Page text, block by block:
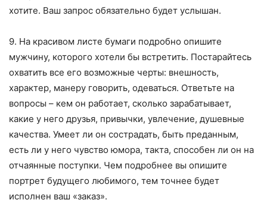
хотите. Ваш запрос обязательно будет услышан.
9. На красивом листе бумаги подробно опишите
мужчину, которого хотели бы встретить. Постарайтесь
охватить все его возможные черты: внешность,
характер, манеру говорить, одеваться. Ответьте на
вопросы – кем он работает, сколько зарабатывает,
какие у него друзья, привычки, увлечение, душевные
качества. Умеет ли он сострадать, быть преданным,
есть ли у него чувство юмора, такта, способен ли он на
отчаянные поступки. Чем подробнее вы опишите
портрет будущего любимого, тем точнее будет
исполнен ваш «заказ».